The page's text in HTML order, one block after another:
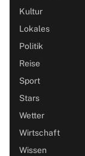
Kultur
Lokales
Politik
Reise
Sport
Stars
Wetter
Wirtschaft
Wissen